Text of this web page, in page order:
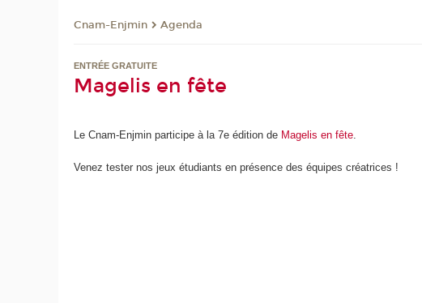
Cnam-Enjmin Agenda
ENTRÉE GRATUITE
Magelis en fête
Le Cnam-Enjmin participe à la 7e édition de Magelis en fête
Venez tester nos jeux étudiants en présence des équipes créatrices !